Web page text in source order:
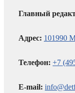
Главный
Адрес: 101990
Телефон: +7
E-mail: